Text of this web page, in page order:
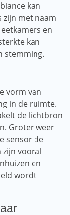
kan
zijn met naam
en
kan
stemming.
vorm van
in de ruimte.
de lichtbron
Groter weer
sensor de
zijn vooral
en
wordt